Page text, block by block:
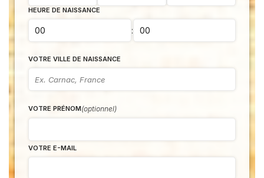
HEURE DE NAISSANCE
:
VOTRE VILLE DE NAISSANCE
VOTRE PRÉNOM(optionnel)
VOTRE E-MAIL